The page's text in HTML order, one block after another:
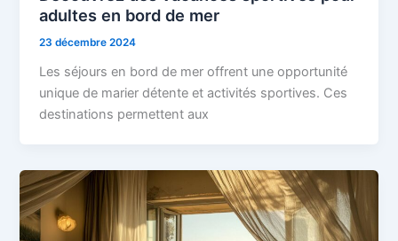
adultes en bord de mer
23 décembre 2024
Les séjours en bord de mer offrent une opportunité
unique de marier détente et activités sportives. Ces
destinations permettent aux